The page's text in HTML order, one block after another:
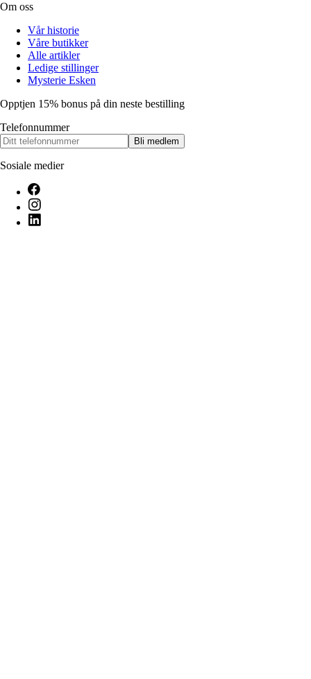
Om oss
Vår historie
Våre butikker
Alle artikler
Ledige stillinger
Mysterie Esken
Opptjen 15% bonus på din neste bestilling
Telefonnummer
Bli medlem
Sosiale medier